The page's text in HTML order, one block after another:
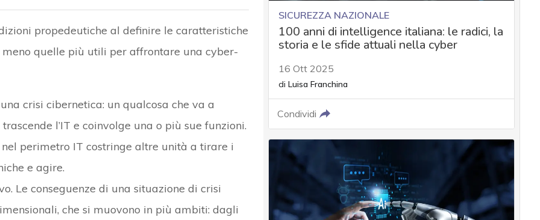
propedeutiche al definire le caratteristiche
quelle più utili per affrontare una cyber-
crisi cibernetica: un qualcosa che va a
l’IT e coinvolge una o più sue funzioni.
perimetro IT costringe altre unità a tirare i
e agire.
Le conseguenze di una situazione di crisi
che si muovono in più ambiti: dagli
SICUREZZA NAZIONALE
100 anni di intelligence italiana: le radici, la
storia e le sfide attuali nella cyber
16 Ott 2025
di Luisa Franchina
Condividi